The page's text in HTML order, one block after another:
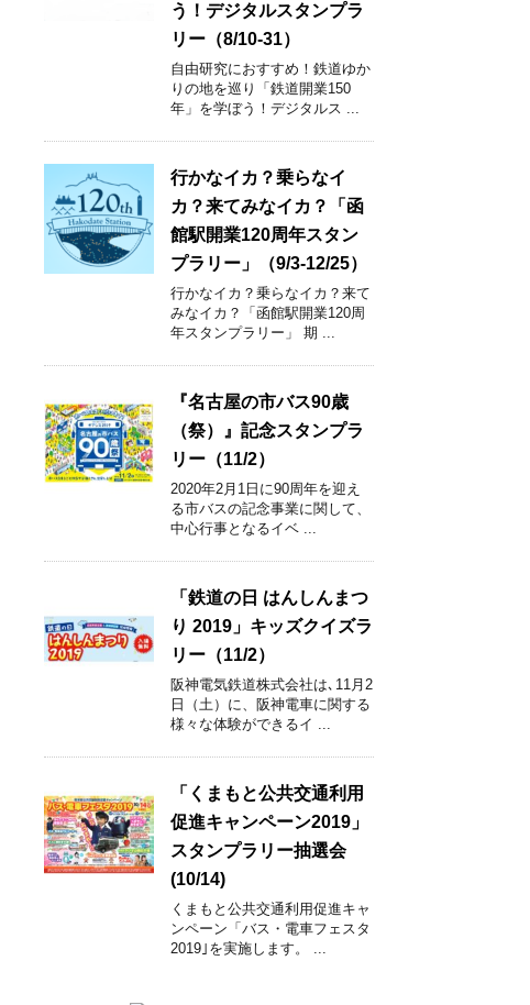
う！デジタルスタンプラ
リー（8/10-31）
自由研究におすすめ！鉄道ゆか
りの地を巡り「鉄道開業150
年」を学ぼう！デジタルス ...
行かなイカ？乗らなイ
カ？来てみなイカ？「函
館駅開業120周年スタン
プラリー」（9/3-12/25）
行かなイカ？乗らなイカ？来て
みなイカ？「函館駅開業120周
年スタンプラリー」 期 ...
『名古屋の市バス90歳
（祭）』記念スタンプラ
リー（11/2）
2020年2月1日に90周年を迎え
る市バスの記念事業に関して、
中心行事となるイベ ...
「鉄道の日 はんしんまつ
り 2019」キッズクイズラ
リー（11/2）
阪神電気鉄道株式会社は､11月2
日（土）に、阪神電車に関する
様々な体験ができるイ ...
「くまもと公共交通利用
促進キャンペーン2019」
スタンプラリー抽選会
(10/14)
くまもと公共交通利用促進キャ
ンペーン「バス・電車フェスタ
2019｣を実施します。 ...